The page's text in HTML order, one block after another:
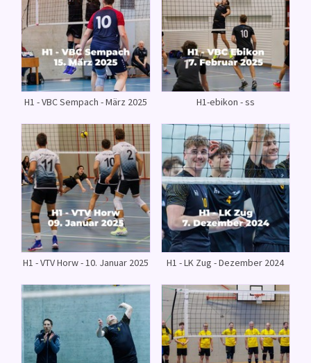
H1 - VBC Sempach - März 2025 H1-ebikon - ss
H1 - VTV Horw - 10. Januar 2025 H1 - LK Zug - Dezember 2024